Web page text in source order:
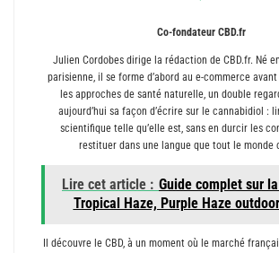
Co-fondateur CBD.fr
Julien Cordobes dirige la rédaction de CBD.fr. Né
parisienne, il se forme d’abord au e-commerce avant
les approches de santé naturelle, un double
aujourd’hui sa façon d’écrire sur le cannabidiol :
scientifique telle qu’elle est, sans en durcir les
restituer dans une langue que tout le monde
Lire cet article : Guide complet sur
Tropical Haze, Purple Haze
Il découvre le CBD, à un moment où le marché